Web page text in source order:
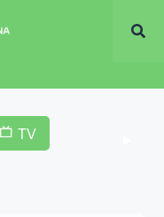
TV